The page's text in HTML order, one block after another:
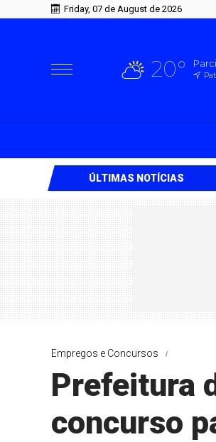
Friday, 07 de August de 2026
20°
ÚLTIMAS NOTÍCIAS
Empregos e Concursos
Prefeitura
concurso